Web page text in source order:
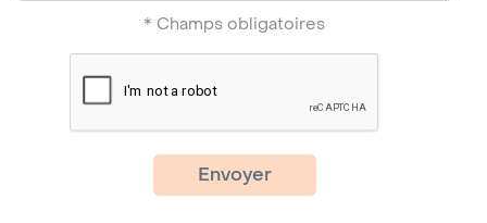
* Champs obligatoires